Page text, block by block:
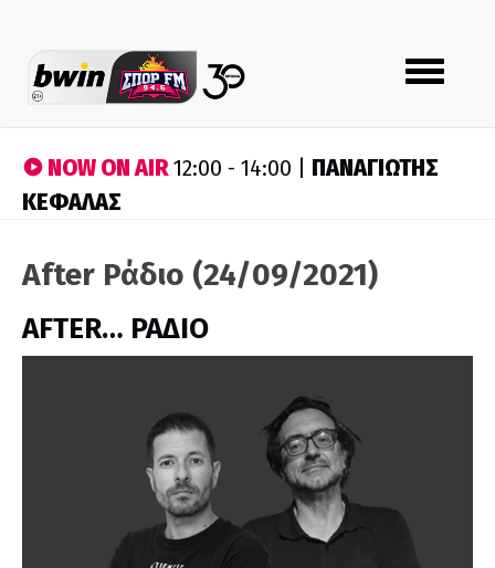
Toggle
navigation
NOW ON AIR12:00 - 14:00 | ΠΑΝΑΓΙΩΤΗΣ
ΚΕΦΑΛΑΣ
After Ράδιο (24/09/2021)
AFTER… ΡΑΔΙΟ